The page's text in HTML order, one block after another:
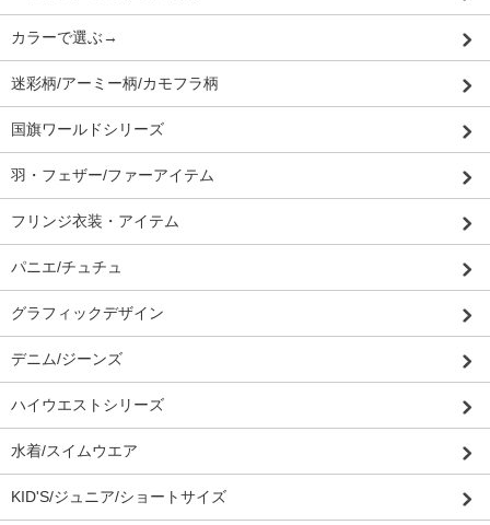
カラーで選ぶ→
迷彩柄/アーミー柄/カモフラ柄
国旗ワールドシリーズ
羽・フェザー/ファーアイテム
フリンジ衣装・アイテム
パニエ/チュチュ
グラフィックデザイン
デニム/ジーンズ
ハイウエストシリーズ
水着/スイムウエア
KID'S/ジュニア/ショートサイズ